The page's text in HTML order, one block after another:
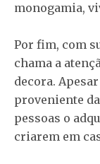
monogamia,
Por fim, com
chama a
decora.
proveniente
pessoas o
criarem em